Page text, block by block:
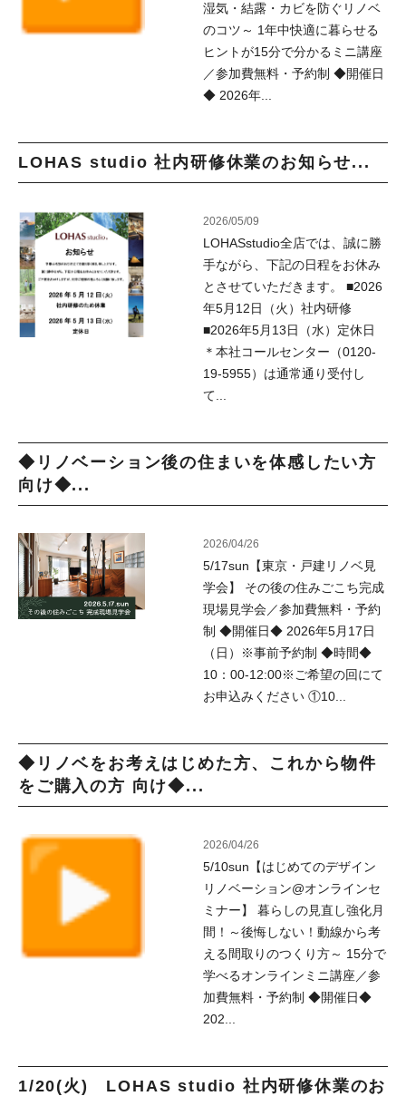
湿気・結露・カビを防ぐリノベ
のコツ～ 1年中快適に暮らせる
ヒントが15分で分かるミニ講座
／参加費無料・予約制 ◆開催日
◆ 2026年...
LOHAS studio 社内研修休業のお知らせ...
2026/05/09
LOHASstudio全店では、誠に勝
手ながら、下記の日程をお休み
とさせていただきます。 ■2026
年5月12日（火）社内研修
■2026年5月13日（水）定休日
＊本社コールセンター（0120-
19-5955）は通常通り受付し
て...
◆リノベーション後の住まいを体感したい方
向け◆...
2026/04/26
5/17sun【東京・戸建リノベ見
学会】 その後の住みごこち完成
現場見学会／参加費無料・予約
制 ◆開催日◆ 2026年5月17日
（日）※事前予約制 ◆時間◆
10：00-12:00※ご希望の回にて
お申込みください ①10...
◆リノベをお考えはじめた方、これから物件
をご購入の方 向け◆...
2026/04/26
5/10sun【はじめてのデザイン
リノベーション@オンラインセ
ミナー】 暮らしの見直し強化月
間！～後悔しない！動線から考
える間取りのつくり方～ 15分で
学べるオンラインミニ講座／参
加費無料・予約制 ◆開催日◆
202...
1/20(火) LOHAS studio 社内研修休業のお